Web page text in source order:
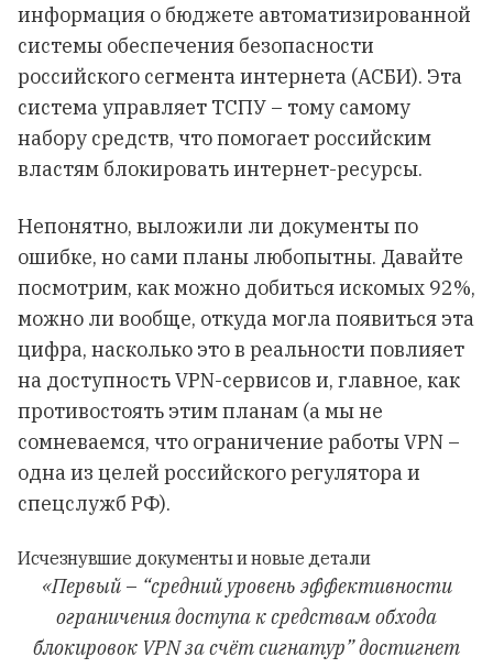
информация о бюджете автоматизированной
системы обеспечения безопасности
российского сегмента интернета (АСБИ). Эта
система управляет ТСПУ – тому самому
набору средств, что помогает российским
властям блокировать интернет-ресурсы.
Непонятно, выложили ли документы по
ошибке, но сами планы любопытны. Давайте
посмотрим, как можно добиться искомых 92%,
можно ли вообще, откуда могла появиться эта
цифра, насколько это в реальности повлияет
на доступность VPN-сервисов и, главное, как
противостоять этим планам (а мы не
сомневаемся, что ограничение работы VPN –
одна из целей российского регулятора и
спецслужб РФ).
Исчезнувшие документы и новые детали
«Первый – “средний уровень эффективности
ограничения доступа к средствам обхода
блокировок VPN за счёт сигнатур” достигнет